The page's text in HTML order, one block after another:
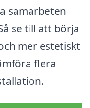
samarbeten
se till att börja
mer estetiskt
flera